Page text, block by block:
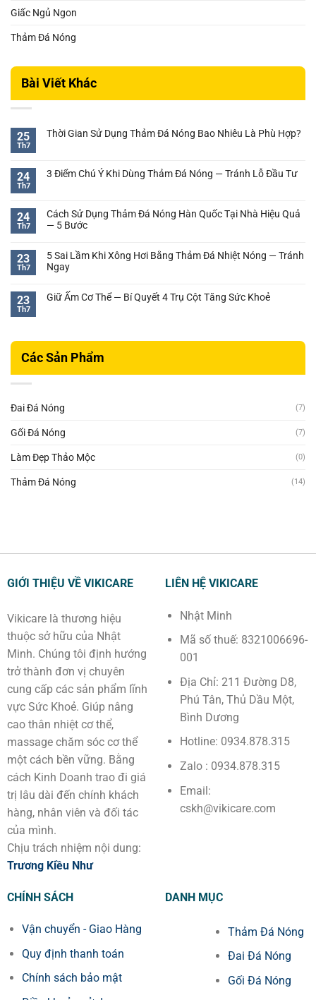
Giấc Ngủ Ngon
Thảm Đá Nóng
Bài Viết Khác
25
Th7
Thời Gian Sử Dụng Thảm Đá Nóng Bao Nhiêu Là Phù Hợp?
bình
Gian
Sử
Thảm
Đá
Nóng
Nhiêu
24
Th7
3 Điểm Chú Ý Khi Dùng Thảm Đá Nóng — Tránh Lỗ Đầu Tư
bình
luận
Điểm
Chú
Dùng
Tránh
24
Th7
Cách Sử Dụng Thảm Đá Nóng Hàn Quốc Tại Nhà Hiệu Quả
— 5 Bước
có
bình
luận
Cách
Đá
Nóng
Hàn
Quốc
Hiệu
—
Bước
23
Th7
5 Sai Lầm Khi Xông Hơi Bằng Thảm Đá Nhiệt Nóng — Tránh
Ngay
có
bình
Sai
Lầm
Bằng
Thảm
Đá
Nhiệt
Nóng
—
Ngay
23
Th7
Giữ Ấm Cơ Thể — Bí Quyết 4 Trụ Cột Tăng Sức Khoẻ
ở
Thể
—
Quyết
Trụ
Tăng
Các Sản Phẩm
Đai Đá Nóng (7)
Gối Đá Nóng (7)
Làm Đẹp Thảo Mộc (0)
Thảm Đá Nóng (14)
GIỚI THIỆU VỀ VIKICARE
Vikicare là thương hiệu
thuộc sở hữu của Nhật
Minh. Chúng tôi định hướng
trở thành đơn vị chuyên
cung cấp các sản phẩm lĩnh
vực Sức Khoẻ. Giúp nâng
cao thân nhiệt cơ thể,
massage chăm sóc cơ thể
một cách bền vững. Bằng
cách Kinh Doanh trao đi giá
trị lâu dài đến chính khách
hàng, nhân viên và đối tác
của mình.
Chịu trách nhiệm nội dung:
Trương Kiều Như
LIÊN HỆ VIKICARE
Nhật Minh
Mã số thuế: 8321006696-
001
Địa Chỉ: 211 Đường D8,
Phú Tân, Thủ Dầu Một,
Bình Dương
Hotline: 0934.878.315
Zalo : 0934.878.315
Email:
cskh@vikicare.com
CHÍNH SÁCH
Vận chuyển - Giao Hàng
Quy định thanh toán
Chính sách bảo mật
DANH MỤC
Thảm Đá Nóng
Đai Đá Nóng
Gối Đá Nóng